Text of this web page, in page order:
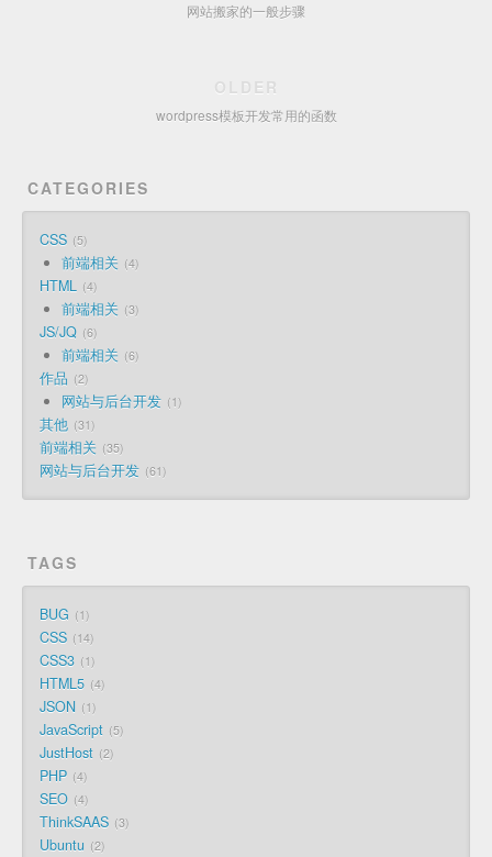
网站搬家的一般步骤
OLDER
wordpress模板开发常用的函数
CATEGORIES
CSS 5
前端相关 4
HTML 4
前端相关 3
JS/JQ 6
前端相关 6
作品 2
网站与后台开发 1
其他 31
前端相关 35
网站与后台开发 61
TAGS
BUG 1
CSS 14
CSS3 1
HTML5 4
JSON 1
JavaScript 5
JustHost 2
PHP 4
SEO 4
ThinkSAAS 3
Ubuntu 2